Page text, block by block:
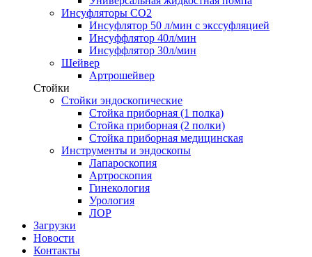
Инсуфляторы СО2
Инсуфлятор 50 л/мин с экссуфляцией
Инсуффлятор 40л/мин
Инсуффлятор 30л/мин
Шейвер
Артрошейвер
Стойки
Стойки эндоскопические
Стойка приборная (1 полка)
Стойка приборная (2 полки)
Стойка приборная медицинская
Инструменты и эндоскопы
Лапароскопия
Артроскопия
Гинекология
Урология
ЛОР
Загрузки
Новости
Контакты